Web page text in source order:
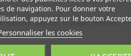
parquets, linoleum, la voiture, le bateau. Il
de navigation. Pour donner votre
appuyez sur le bouton
les cookies